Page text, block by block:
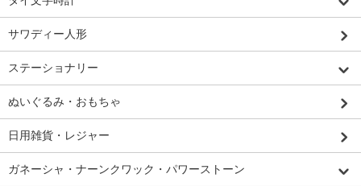
サワディー人形
ステーショナリー
ぬいぐるみ・おもちゃ
日用雑貨・レジャー
ガネーシャ・ナーンクワック・パワーストーン